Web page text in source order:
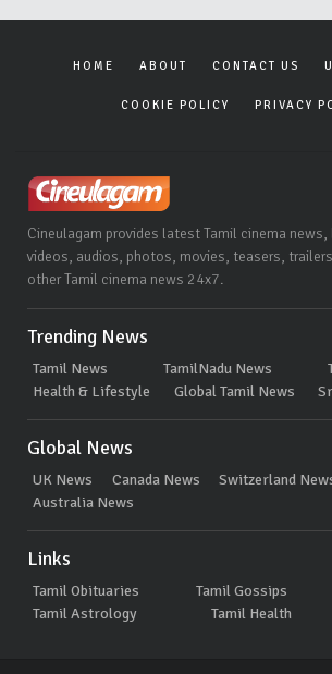
HOME ABOUT CONTACT US
COOKIE POLICY PRIVACY
Cineulagam provides latest Tamil cinema news,
videos, audios, photos, movies, teasers,
other Tamil cinema news 24x7.
Trending News
Tamil News TamilNadu News
Health & Lifestyle
Global Tamil News
Global News
UK News Canada News Switzerland
Australia News
Links
Tamil Obituaries Tamil Gossips
Tamil Astrology
Tamil Health